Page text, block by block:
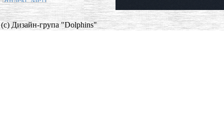
(c) Дизайн-група "Dolphins"